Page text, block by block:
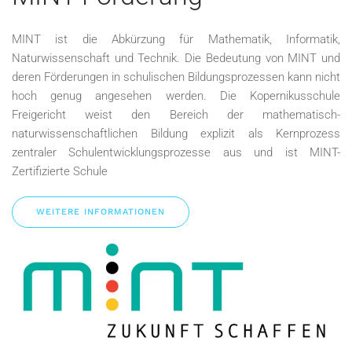
MINT ist die Abkürzung für Mathematik, Informatik,
Naturwissenschaft und Technik. Die Bedeutung von MINT und
deren Förderungen in schulischen Bildungsprozessen kann nicht
hoch genug angesehen werden. Die Kopernikusschule
Freigericht weist den Bereich der mathematisch-
naturwissenschaftlichen Bildung explizit als Kernprozess
zentraler Schulentwicklungsprozesse aus und ist MINT-
Zertifizierte Schule
WEITERE INFORMATIONEN